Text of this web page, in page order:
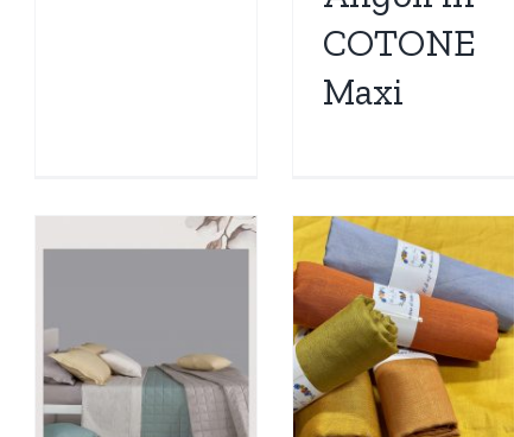
COTONE
Maxi
Monochrome
Nuovi Arrivi Più